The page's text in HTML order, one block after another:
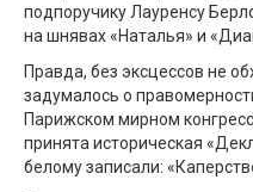
подпоручику Лауренсу
на шнявах «Наталья» и
Правда, без эксцессов не
задумалось о
Парижском мирном
принята историческая
беломузаписали: